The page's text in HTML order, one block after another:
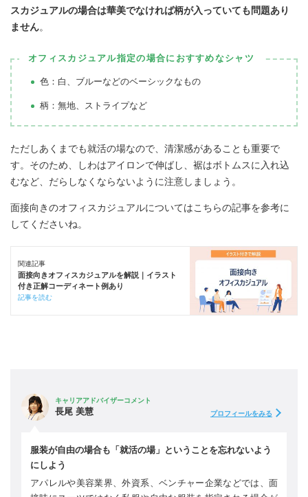
スカジュアルの場合は華美でなければ柄が入っていても問題あり
ません。
オフィスカジュアル指定の場合におすすめなシャツ
色：白、ブルーなどのベーシックなもの
柄：無地、ストライプなど
ただしあくまでも就活の場なので、清潔感があることも重要で
す。そのため、しわはアイロンで伸ばし、裾はボトムスに入れ込
むなど、だらしなくならないように注意しましょう。
面接向きのオフィスカジュアルについてはこちらの記事を参考に
してくださいね。
関連記事
面接向きオフィスカジュアルを解説｜イラスト
付き正解コーディネート例あり
記事を読む
キャリアアドバイザーコメント
長尾 美慧 プロフィールをみる
服装が自由の場合も「就活の場」ということを忘れないよう
にしよう
アパレルや美容業界、外資系、ベンチャー企業などでは、面